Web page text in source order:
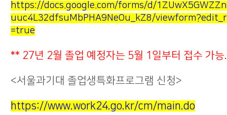
https://docs.google.com/forms/d/
uuc4L32dfsuMbPHA9NeOu_kZ8/
=true
** 27년 2월 졸업 예정자는 5월 1일부터 접수 가
<서울과기대 졸업생특화프로그램 신청>
https://www.work24.go.kr/cm/main.do